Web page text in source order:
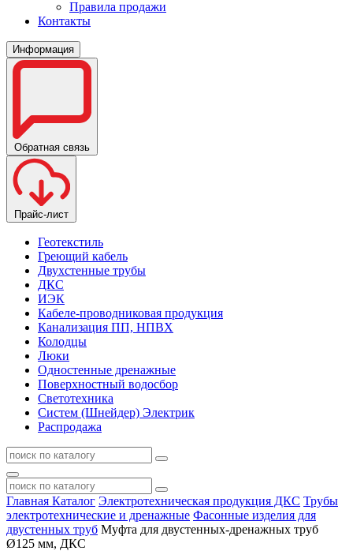
Правила продажи
Контакты
Информация
Обратная связь
Прайс-лист
Геотекстиль
Греющий кабель
Двухстенные трубы
ДКС
ИЭК
Кабеле-проводниковая продукция
Канализация ПП, НПВХ
Колодцы
Люки
Одностенные дренажные
Поверхностный водосбор
Светотехника
Систем (Шнейдер) Электрик
Распродажа
Главная Каталог Электротехническая продукция ДКС Трубы
электротехнические и дренажные Фасонные изделия для
двустенных труб Муфта для двустенных-дренажных труб
Ø125 мм, ДКС